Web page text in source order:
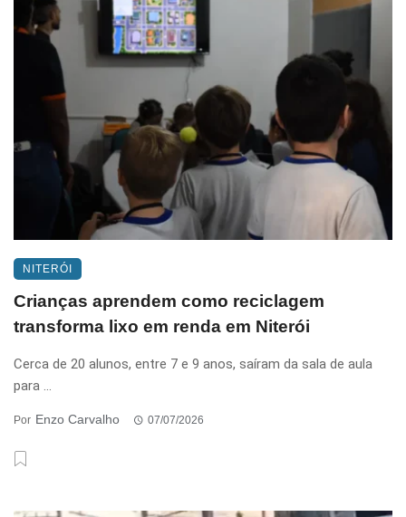
NITERÓI
Crianças aprendem como reciclagem
transforma lixo em renda em Niterói
Cerca de 20 alunos, entre 7 e 9 anos, saíram da sala de aula
para ...
Por Enzo Carvalho 07/07/2026